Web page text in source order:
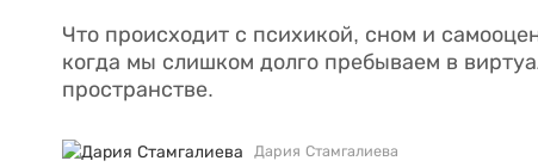
Что происходит с психикой, сном и
когда мы слишком долго пребываем в
пространстве.
Дария Стамгалиева